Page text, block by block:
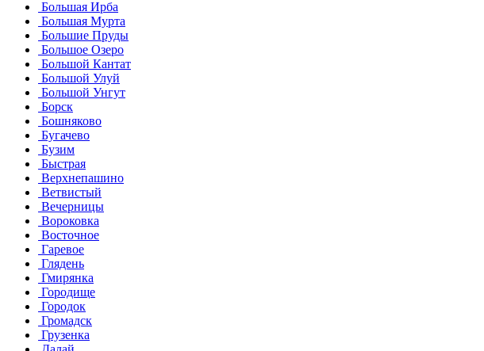
Большая Ирба
Большая Мурта
Большие Пруды
Большое Озеро
Большой Кантат
Большой Улуй
Большой Унгут
Борск
Бошняково
Бугачево
Бузим
Быстрая
Верхнепашино
Ветвистый
Вечерницы
Вороковка
Восточное
Гаревое
Глядень
Гмирянка
Городище
Городок
Громадск
Грузенка